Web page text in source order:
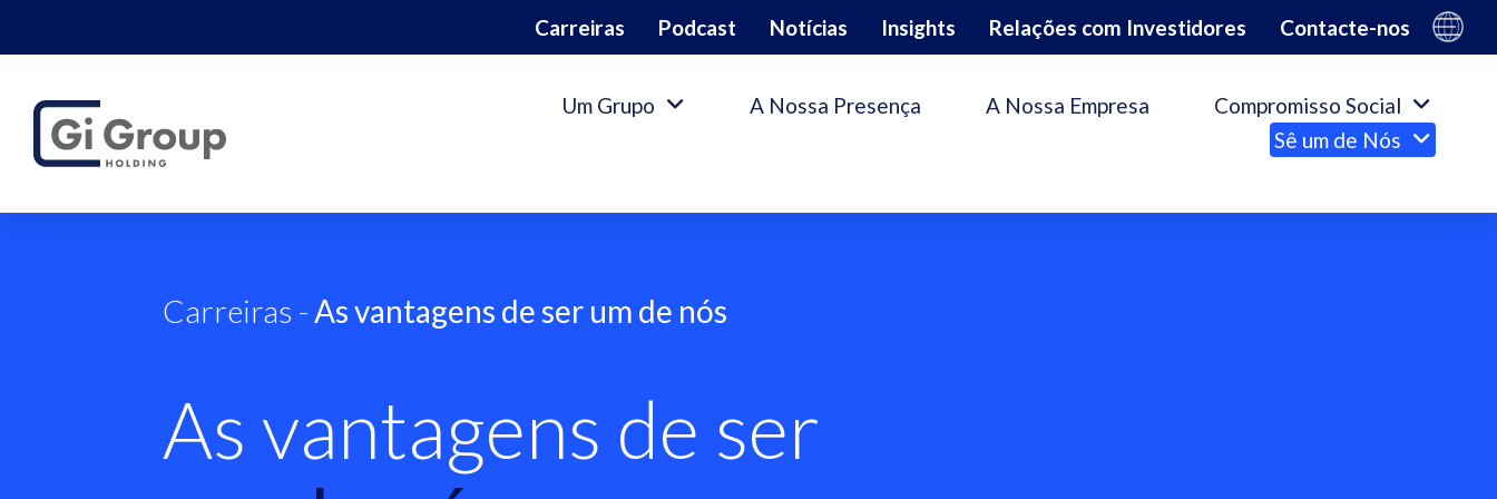
Carreiras Podcast Notícias Insights Relações com Investidores Contacte-nos
Um Grupo A Nossa Presença A Nossa Empresa
Compromisso Social
Sê um de Nós
Carreiras -As vantagens de ser um de nós
As vantagens de ser